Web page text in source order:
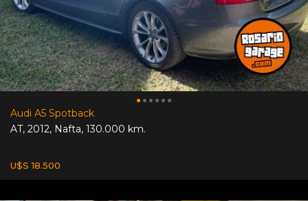
Audi A5 Spotback
AT, 2012, Nafta, 130.000 km.
U$S 18.500